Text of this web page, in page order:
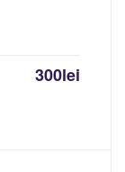
300lei